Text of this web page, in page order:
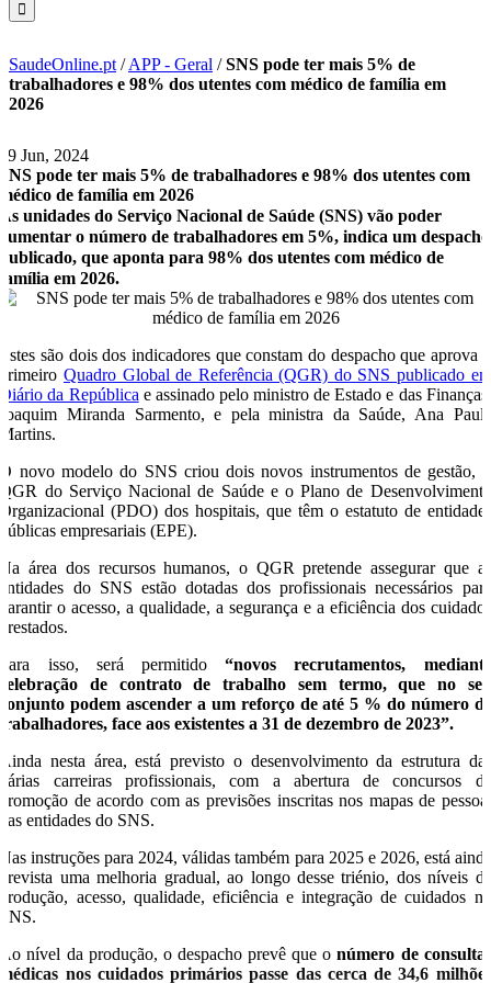
SaudeOnline.pt /APP - Geral /SNS pode ter mais 5% de
trabalhadores e 98% dos utentes com médico de família em
2026
19 Jun, 2024
SNS pode ter mais 5% de trabalhadores e 98% dos utentes com
médico de família em 2026
As unidades do Serviço Nacional de Saúde (SNS) vão poder
aumentar o número de trabalhadores em 5%, indica um despacho
publicado, que aponta para 98% dos utentes com médico de
família em 2026.
Estes são dois dos indicadores que constam do despacho que aprova o
primeiro Quadro Global de Referência (QGR) do SNS publicado em
Diário da República e assinado pelo ministro de Estado e das Finanças,
Joaquim Miranda Sarmento, e pela ministra da Saúde, Ana Paula
Martins.
O novo modelo do SNS criou dois novos instrumentos de gestão, o
QGR do Serviço Nacional de Saúde e o Plano de Desenvolvimento
Organizacional (PDO) dos hospitais, que têm o estatuto de entidades
públicas empresariais (EPE).
Na área dos recursos humanos, o QGR pretende assegurar que as
entidades do SNS estão dotadas dos profissionais necessários para
garantir o acesso, a qualidade, a segurança e a eficiência dos cuidados
prestados.
Para isso, será permitido“novos recrutamentos, mediante
celebração de contrato de trabalho sem termo, que no seu
conjunto podem ascender a um reforço de até 5 % do número de
trabalhadores, face aos existentes a 31 de dezembro de 2023”.
Ainda nesta área, está previsto o desenvolvimento da estrutura das
várias carreiras profissionais, com a abertura de concursos de
promoção de acordo com as previsões inscritas nos mapas de pessoal
das entidades do SNS.
Nas instruções para 2024, válidas também para 2025 e 2026, está ainda
prevista uma melhoria gradual, ao longo desse triénio, dos níveis de
produção, acesso, qualidade, eficiência e integração de cuidados no
SNS.
Ao nível da produção, o despacho prevê que onúmero de consultas
médicas nos cuidados primários passe das cerca de 34,6 milhões